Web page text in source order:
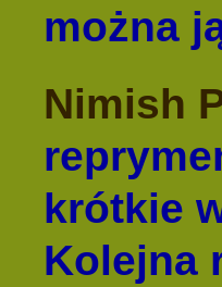
można
Nimish
krótkie
Kolejna